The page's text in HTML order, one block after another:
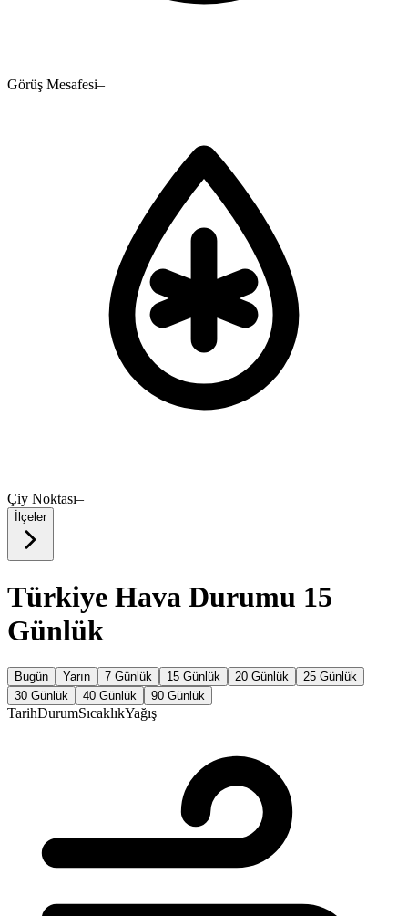
Görüş Mesafesi–
Çiy Noktası–
İlçeler
Türkiye Hava Durumu 15
Günlük
Bugün Yarın 7 Günlük 15 Günlük 20 Günlük
25 Günlük
30 Günlük
40 Günlük 90 Günlük
TarihDurumSıcaklıkYağış